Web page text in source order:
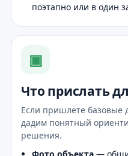
поэтапно или в один
▣
Что прислать
Если пришлёте базовые
дадим понятный
решения.
Фото объекта —